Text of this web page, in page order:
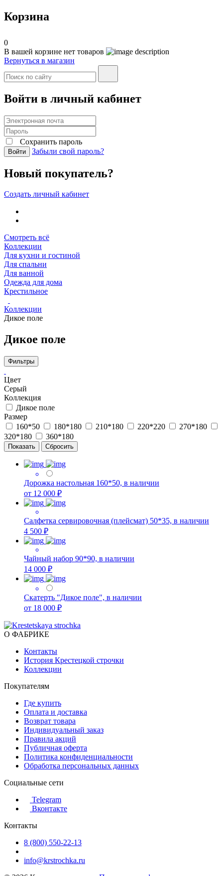
Корзина
0
В вашей корзине нет товаров
Вернуться в магазин
Войти в личный кабинет
Сохранить пароль
Войти Забыли свой пароль?
Новый покупатель?
Создать личный кабинет
Смотреть всё
Коллекции
Для кухни и гостиной
Для спальни
Для ванной
Одежда для дома
Крестильное
Коллекции
Дикое поле
Дикое поле
Фильтры
Цвет
Серый
Коллекция
Дикое поле
Размер
160*50
180*180 210*180 220*220
270*180
320*180
360*180
Дорожка настольная 160*50, в наличии
от 12 000 ₽
Салфетка сервировочная (плейсмат) 50*35, в наличии
4 500 ₽
Чайный набор 90*90, в наличии
14 000 ₽
Скатерть "Дикое поле", в наличии
от 18 000 ₽
О ФАБРИКЕ
Контакты
История Крестецкой строчки
Коллекции
Покупателям
Где купить
Оплата и доставка
Возврат товара
Индивидуальный заказ
Правила акций
Публичная оферта
Политика конфиденциальности
Обработка персональных данных
Социальные сети
Telegram
Вконтакте
Контакты
8 (800) 550-22-13
info@krstrochka.ru